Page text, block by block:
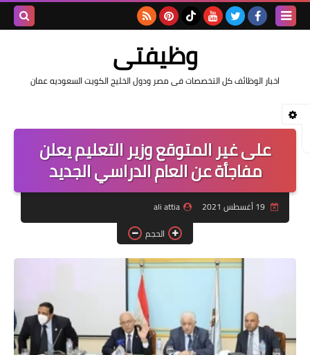
وظيفتى
اخبار الوظائف كل التخصصات فى مصر ودول الخليج الكويت السعوديه عمان
على غير المتوقع وزير التعليم يعلن
مفاجأة عن العام الدراسي الجديد
ali attia
الحجم